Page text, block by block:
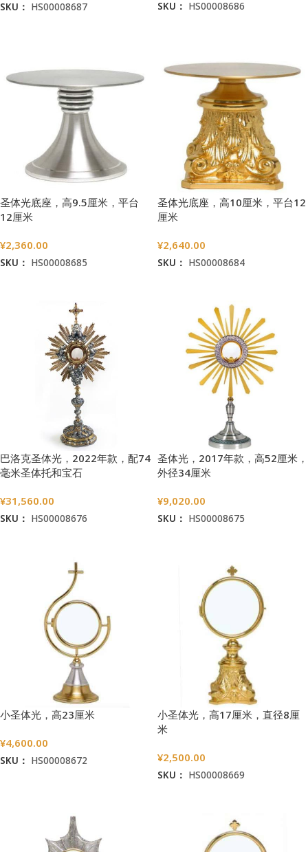
SKU： HS00008687 SKU： HS00008686
圣体光底座，高9.5厘米，平台
12厘米
¥2,360.00
SKU： HS00008685
圣体光底座，高10厘米，平台12
厘米
¥2,640.00
SKU： HS00008684
巴洛克圣体光，2022年款，配74
毫米圣体托和宝石
¥31,560.00
SKU： HS00008676
圣体光，2017年款，高52厘米，
外径34厘米
¥9,020.00
SKU： HS00008675
小圣体光，高23厘米
¥4,600.00
SKU： HS00008672
小圣体光，高17厘米，直径8厘
米
¥2,500.00
SKU： HS00008669